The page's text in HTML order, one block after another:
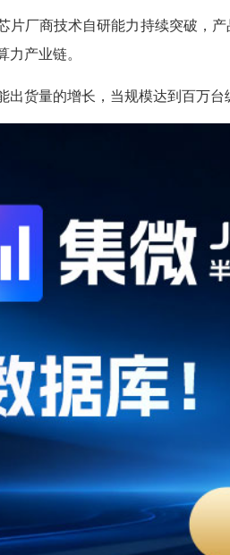
片厂商技术自研能力持续突破，
产业链。
货量的增长，当规模达到百万